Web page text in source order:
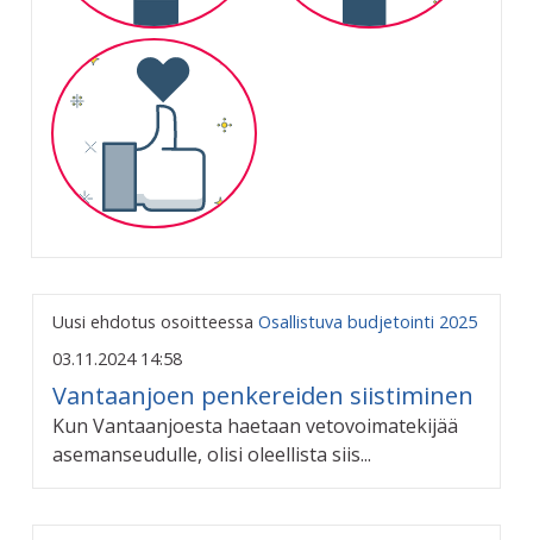
Uusi ehdotus osoitteessa Osallistuva budjetointi 2025
03.11.2024 14:58
Vantaanjoen penkereiden siistiminen
Kun Vantaanjoesta haetaan vetovoimatekijää
asemanseudulle, olisi oleellista siis...